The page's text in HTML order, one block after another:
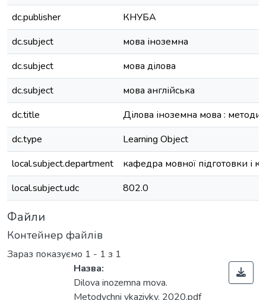
dc.publisher
КНУБА
dc.subject
мова іноземна
dc.subject
мова ділова
dc.subject
мова англійська
dc.title
Ділова іноземна мова :
dc.type
Learning Object
local.subject.department
кафедра мовної підготовки і
local.subject.udc
802.0
Файли
Контейнер файлів
Зараз показуємо 1 - 1 з 1
Назва:
Dilova inozemna mova.
Metodychni vkazivky. 2020.pdf